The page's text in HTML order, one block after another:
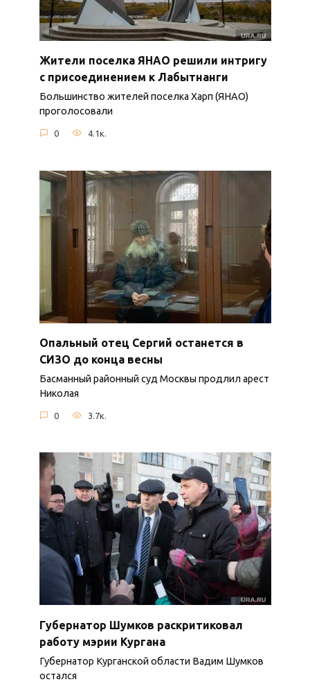
Жители поселка ЯНАО решили интригу
с присоединением к Лабытнанги
Большинство жителей поселка Харп (ЯНАО)
проголосовали
0 4.1к.
Опальный отец Сергий останется в
СИЗО до конца весны
Басманный районный суд Москвы продлил арест
Николая
0 3.7к.
Губернатор Шумков раскритиковал
работу мэрии Кургана
Губернатор Курганской области Вадим Шумков
остался